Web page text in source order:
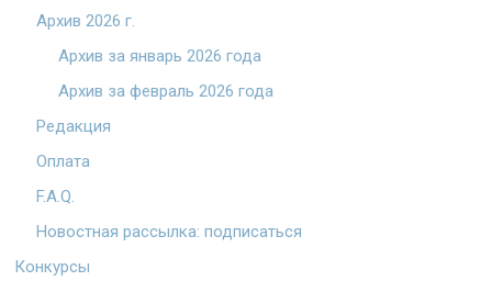
Архив 2026 г.
Архив за январь 2026 года
Архив за февраль 2026 года
Редакция
Оплата
F.A.Q.
Новостная рассылка: подписаться
Конкурсы